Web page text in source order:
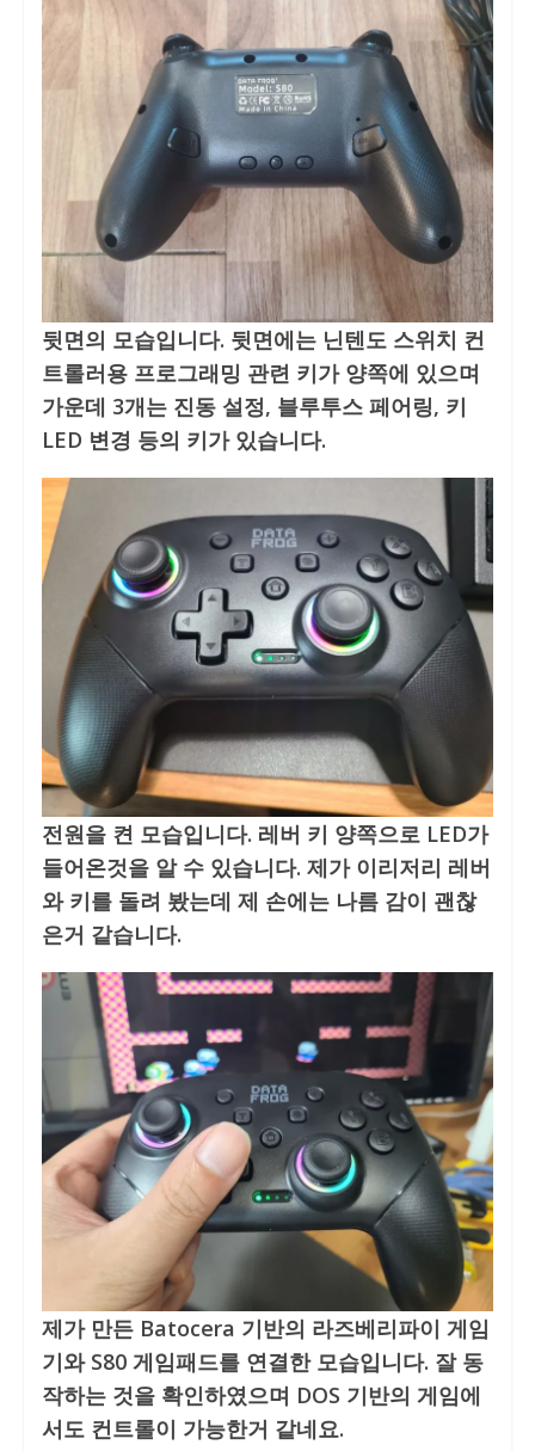
뒷면의 모습입니다. 뒷면에는 닌텐도 스위치 컨
트롤러용 프로그래밍 관련 키가 양쪽에 있으며
가운데 3개는 진동 설정, 블루투스 페어링, 키
LED 변경 등의 키가 있습니다.
전원을 켠 모습입니다. 레버 키 양쪽으로 LED가
들어온것을 알 수 있습니다. 제가 이리저리 레버
와 키를 돌려 봤는데 제 손에는 나름 감이 괜찮
은거 같습니다.
제가 만든 Batocera 기반의 라즈베리파이 게임
기와 S80 게임패드를 연결한 모습입니다. 잘 동
작하는 것을 확인하였으며 DOS 기반의 게임에
서도 컨트롤이 가능한거 같네요.